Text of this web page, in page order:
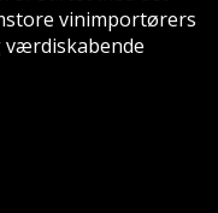
vinimportørers